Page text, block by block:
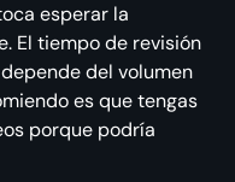
esperar la
El tiempo de revisión
del volumen
es que tengas
porque podría